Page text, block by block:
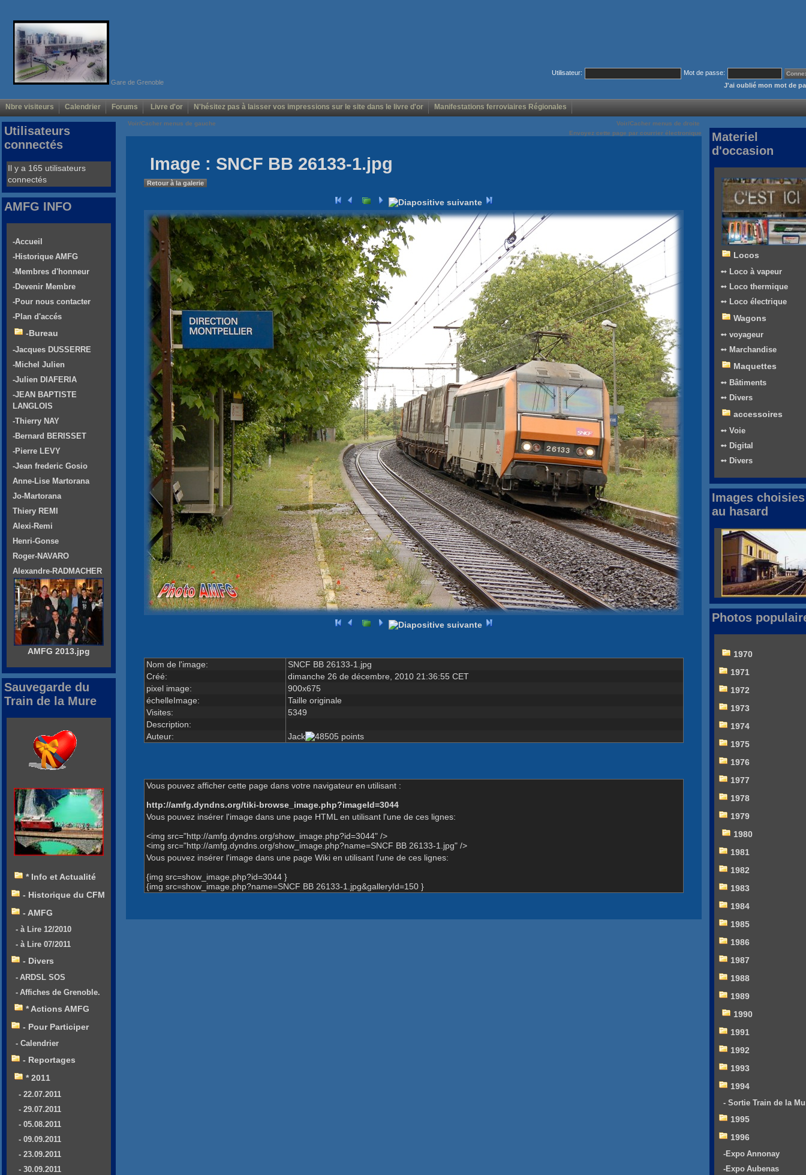
Gare de Grenoble
Utilisateur:
Mot de passe:
J'ai oublié mon mot de
Nbre visiteurs Calendrier Forums Livre d'or N'hésitez pas à laisser vos impressions sur le site dans le livre d'or Manifestations ferroviaires Régionales
Voir/Cacher menus de gauche
Voir/Cacher menus de droite
Envoyez cette page par courrier électronique
Image : SNCF BB 26133-1.jpg
Retour à la galerie
Nom de l'image:
SNCF BB 26133-1.jpg
Créé:
dimanche 26 de décembre, 2010 21:36:55 CET
pixel image:
900x675
échelleImage:
Taille originale
Visites:
5349
Description:
Auteur:
Jack
Vous pouvez afficher cette page dans votre navigateur en utilisant :
http://amfg.dyndns.org/tiki-browse_image.php?imageId=3044
Vous pouvez insérer l'image dans une page HTML en utilisant l'une de ces lignes:
<img src="http://amfg.dyndns.org/show_image.php?id=3044" />
<img src="http://amfg.dyndns.org/show_image.php?name=SNCF BB 26133-1.jpg" />
Vous pouvez insérer l'image dans une page Wiki en utilisant l'une de ces lignes:
{img src=show_image.php?id=3044 }
{img src=show_image.php?name=SNCF BB 26133-1.jpg&galleryId=150 }
Utilisateurs
connectés
Il y a 165 utilisateurs
connectés
AMFG INFO
-Accueil
-Historique AMFG
-Membres d'honneur
-Devenir Membre
-Pour nous contacter
-Plan d'accés
-Bureau
-Jacques DUSSERRE
-Michel Julien
-Julien DIAFERIA
-JEAN BAPTISTE
LANGLOIS
-Thierry NAY
-Bernard BERISSET
-Pierre LEVY
-Jean frederic Gosio
Anne-Lise Martorana
Jo-Martorana
Thiery REMI
Alexi-Remi
Henri-Gonse
Roger-NAVARO
Alexandre-RADMACHER
AMFG 2013.jpg
Sauvegarde du
Train de la Mure
* Info et Actualité
- Historique du CFM
- AMFG
- à Lire 12/2010
- à Lire 07/2011
- Divers
- ARDSL SOS
- Affiches de Grenoble.
* Actions AMFG
- Pour Participer
- Calendrier
- Reportages
* 2011
- 22.07.2011
- 29.07.2011
- 05.08.2011
- 09.09.2011
- 23.09.2011
- 30.09.2011
Materiel
d'occasion
Locos
➻ Loco à vapeur
➻ Loco thermique
➻ Loco électrique
Wagons
➻ voyageur
➻ Marchandise
Maquettes
➻ Bâtiments
➻ Divers
accessoires
➻ Voie
➻ Digital
➻ Divers
Images choisies
au hasard
Photos
1970
1971
1972
1973
1974
1975
1976
1977
1978
1979
1980
1981
1982
1983
1984
1985
1986
1987
1988
1989
1990
1991
1992
1993
1994
- Sortie Train de la
1995
1996
-Expo Annonay
-Expo Aubenas